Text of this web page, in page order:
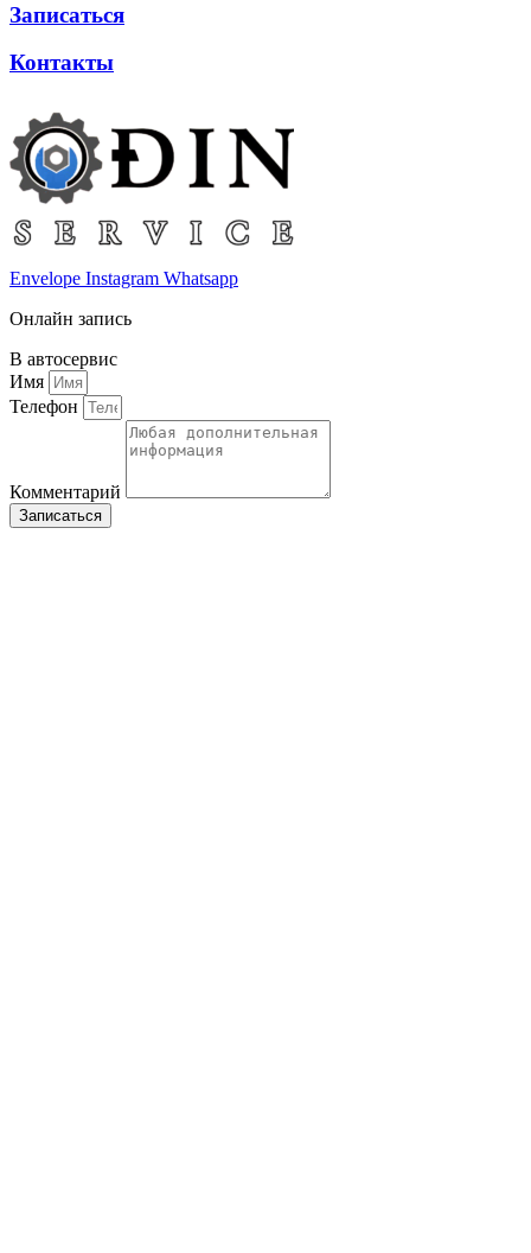
Записаться
Контакты
Envelope Instagram Whatsapp
Онлайн запись
В автосервис
Имя
Телефон
Комментарий
Записаться